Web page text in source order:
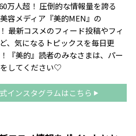
万人超！ 圧倒的な情報量を誇る
容メディア『美的MEN』の
最新コスメのフィード投稿やフィ
、気になるトピックスを毎日更
『美的』読者のみなさまは、パー
してください♡
インスタグラムはこちら